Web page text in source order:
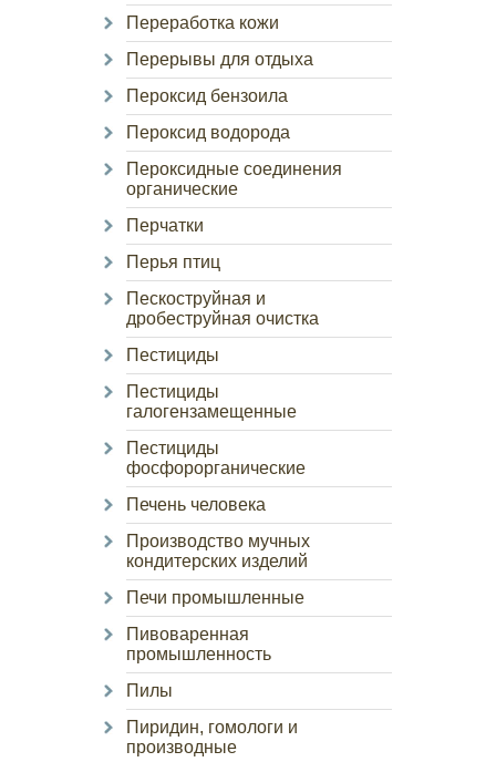
Переработка кожи
Перерывы для отдыха
Пероксид бензоила
Пероксид водорода
Пероксидные соединения
органические
Перчатки
Перья птиц
Пескоструйная и
дробеструйная очистка
Пестициды
Пестициды
галогензамещенные
Пестициды
фосфорорганические
Печень человека
Производство мучных
кондитерских изделий
Печи промышленные
Пивоваренная
промышленность
Пилы
Пиридин, гомологи и
производные